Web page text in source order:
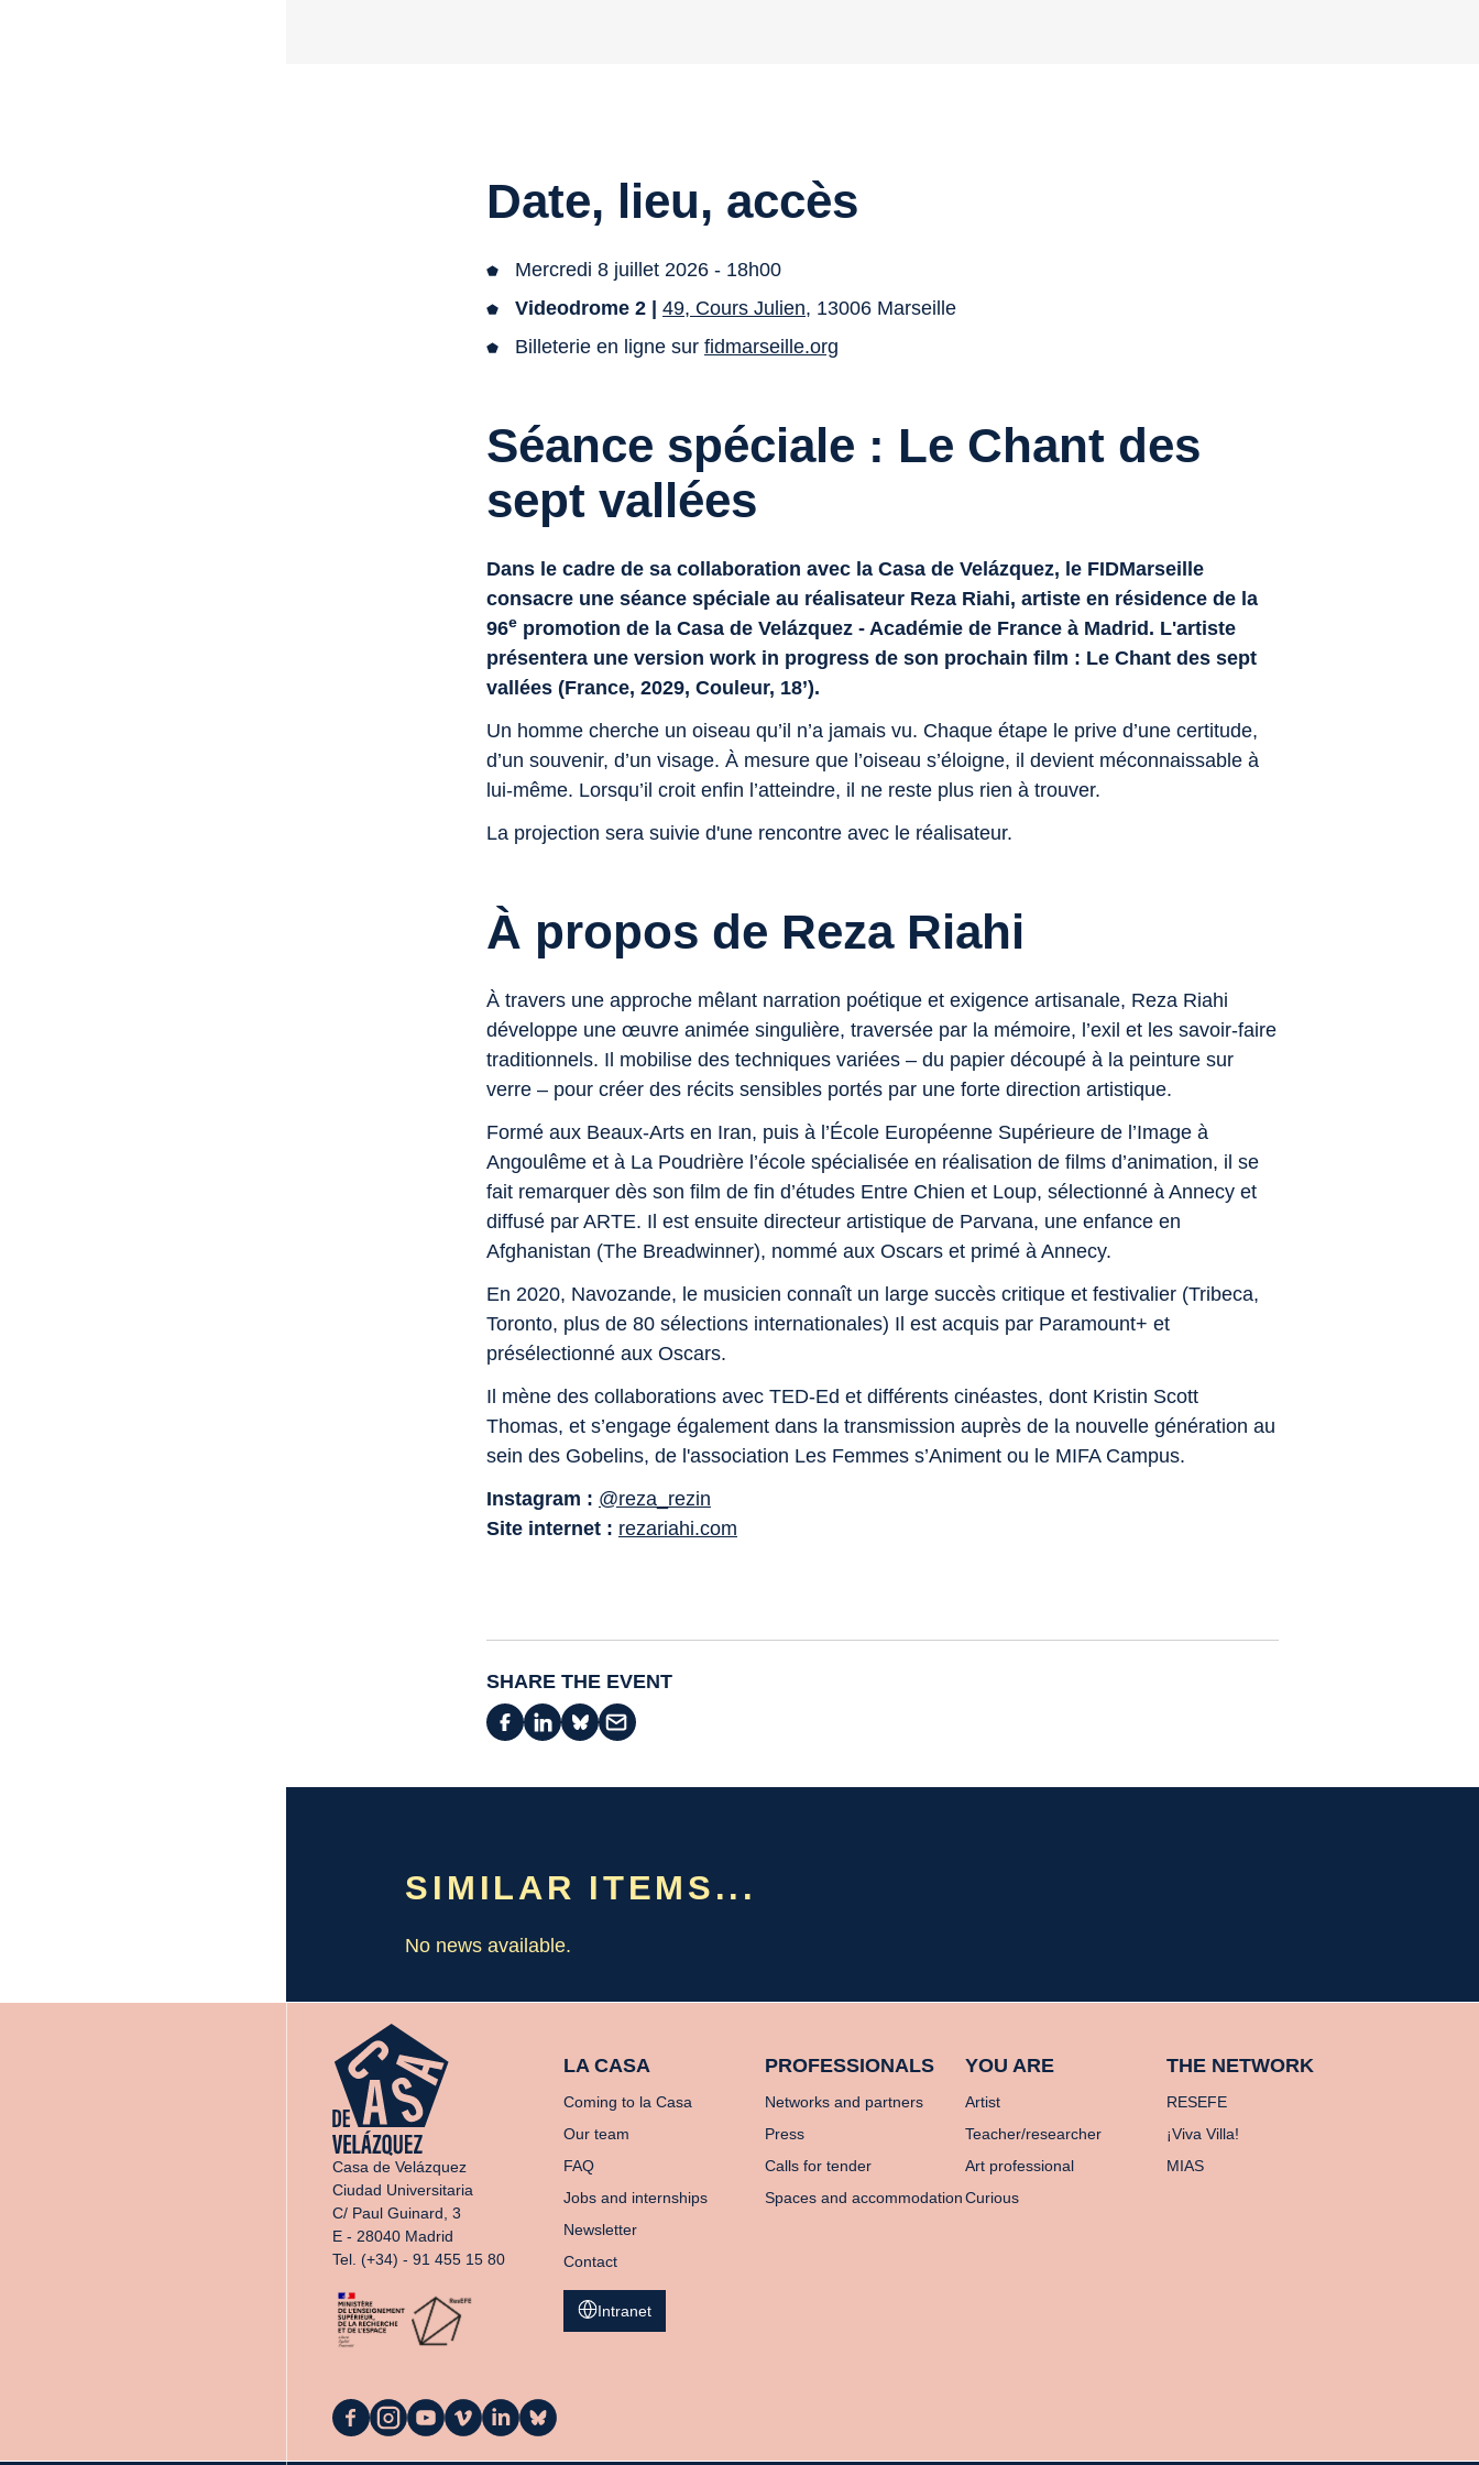
Date, lieu, accès
Mercredi 8 juillet 2026 - 18h00
Videodrome 2 | 49, Cours Julien, 13006 Marseille
Billeterie en ligne sur fidmarseille.org
Séance spéciale : Le Chant des
sept vallées
Dans le cadre de sa collaboration avec la Casa de Velázquez, le FIDMarseille
consacre une séance spéciale au réalisateur Reza Riahi, artiste en résidence de la
96e promotion de la Casa de Velázquez - Académie de France à Madrid. L'artiste
présentera une version work in progress de son prochain film : Le Chant des sept
vallées (France, 2029, Couleur, 18’).
Un homme cherche un oiseau qu’il n’a jamais vu. Chaque étape le prive d’une certitude,
d’un souvenir, d’un visage. À mesure que l’oiseau s’éloigne, il devient méconnaissable à
lui-même. Lorsqu’il croit enfin l’atteindre, il ne reste plus rien à trouver.
La projection sera suivie d'une rencontre avec le réalisateur.
À propos de Reza Riahi
À travers une approche mêlant narration poétique et exigence artisanale, Reza Riahi
développe une œuvre animée singulière, traversée par la mémoire, l’exil et les savoir-faire
traditionnels. Il mobilise des techniques variées – du papier découpé à la peinture sur
verre – pour créer des récits sensibles portés par une forte direction artistique.
Formé aux Beaux-Arts en Iran, puis à l’École Européenne Supérieure de l’Image à
Angoulême et à La Poudrière l’école spécialisée en réalisation de films d’animation, il se
fait remarquer dès son film de fin d’études Entre Chien et Loup, sélectionné à Annecy et
diffusé par ARTE. Il est ensuite directeur artistique de Parvana, une enfance en
Afghanistan (The Breadwinner), nommé aux Oscars et primé à Annecy.
En 2020, Navozande, le musicien connaît un large succès critique et festivalier (Tribeca,
Toronto, plus de 80 sélections internationales) Il est acquis par Paramount+ et
présélectionné aux Oscars.
Il mène des collaborations avec TED-Ed et différents cinéastes, dont Kristin Scott
Thomas, et s’engage également dans la transmission auprès de la nouvelle génération au
sein des Gobelins, de l'association Les Femmes s’Animent ou le MIFA Campus.
Instagram : @reza_rezin
Site internet : rezariahi.com
SHARE THE EVENT
SIMILAR ITEMS...
No news available.
Casa de Velázquez
Ciudad Universitaria
C/ Paul Guinard, 3
E - 28040 Madrid
Tel. (+34) - 91 455 15 80
LA CASA
Coming to la Casa
Our team
FAQ
Jobs and internships
Newsletter
Contact
PROFESSIONALS
Networks and partners
Press
Calls for tender
Spaces and accommodation
YOU ARE
Artist
Teacher/researcher
Art professional
Curious
THE NETWORK
RESEFE
¡Viva Villa!
MIAS
Intranet
La
Casa
on
La
Casa
on
La
Casa
on
La
Casa
on
La
Casa
on
La
Casa
on